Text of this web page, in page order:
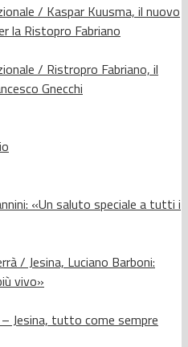
/ Kaspar Kuusma, il nuovo
la Ristopro Fabriano
/ Ristropro Fabriano, il
Gnecchi
«Un saluto speciale a tutti i
/ Jesina, Luciano Barboni:
vivo»
Jesina, tutto come sempre